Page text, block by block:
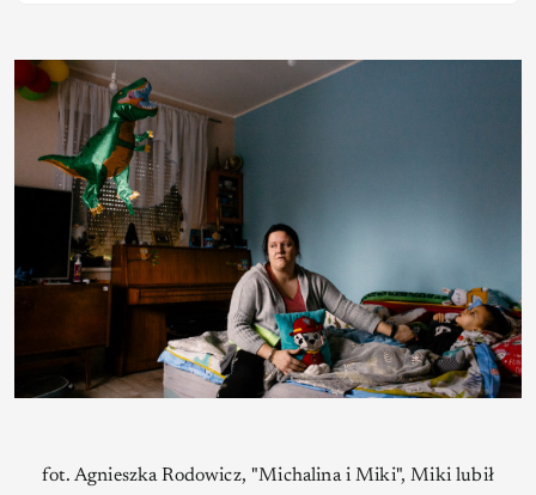
fot. Agnieszka Rodowicz, "Michalina i Miki", Miki lubił